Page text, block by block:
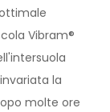
Vibram®
la
molte ore